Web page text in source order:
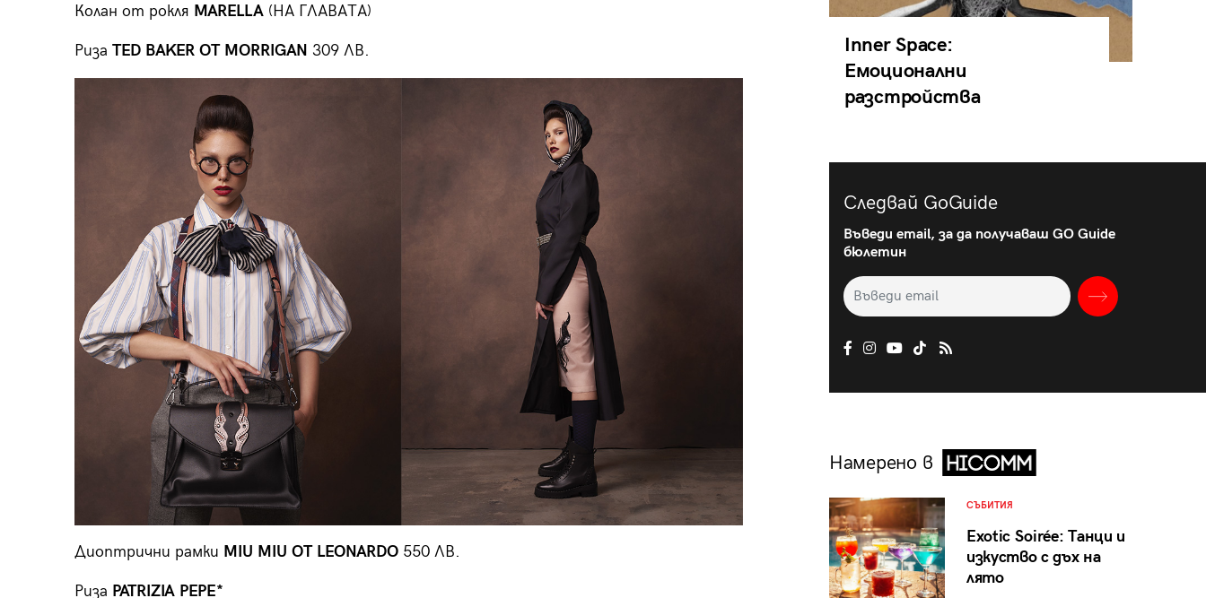
Колан от рокля MARELLA(НА ГЛАВАТА)
Риза TED BAKER ОТ MORRIGAN 309 ЛВ.
Диоптрични рамки MIU MIU ОТ LEONARDO550 ЛВ.
Риза PATRIZIA PEPE*
Inner Space:
Емоционални
разстройства
Следвай GoGuide
Въведи email, за да получаваш GO Guide
бюлетин
Намерено в
СЪБИТИЯ
Exotic Soirée: Танци и
изкуство с дъх на
лято